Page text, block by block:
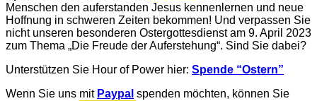
Menschen den auferstanden Jesus kennenlernen und neue
Hoffnung in schweren Zeiten bekommen! Und verpassen Sie
nicht unseren besonderen Ostergottesdienst am 9. April 2023
zum Thema „Die Freude der Auferstehung“. Sind Sie dabei?
Unterstützen Sie Hour of Power hier: Spende “Ostern”
Wenn Sie uns mit Paypal spenden möchten, können Sie